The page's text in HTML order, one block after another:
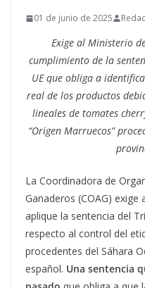
01 de junio de 2025
Exige al Ministerio
cumplimiento de la
UE que obliga a
real de los productos
lineales de tomates
“Origen Marruecos”
La Coordinadora de
Ganaderos (COAG)
aplique la sentencia del
respecto al control del
procedentes del Sáhara
español. Una sentencia